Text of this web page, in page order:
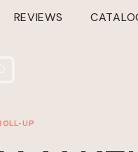
REVIEWS
UP